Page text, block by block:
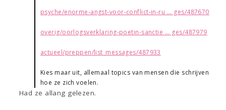
psyche/enorme-angst-voor-conflict-in-ru ... ges/487670
overig/oorlogsverklaring-poetin-sanctie ... ges/487979
actueel/preppen/list_messages/487933
Kies maar uit, allemaal topics van mensen die schrijven
hoe ze zich voelen.
Had ze allang gelezen.